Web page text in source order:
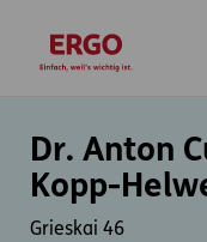
zur
Dr. Anton
Kopp-
Grieskai 46